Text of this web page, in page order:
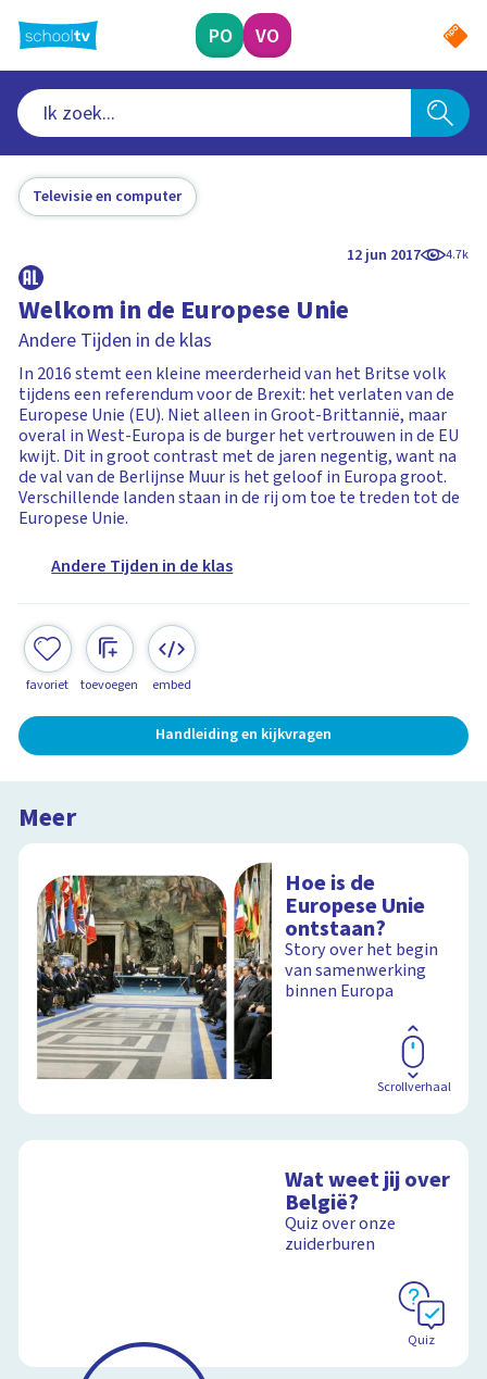
naar
hoofdinhoud
PO VO
Televisie en computer
12 jun 2017 4.7k
Welkom in de Europese Unie
Andere Tijden in de klas
In 2016 stemt een kleine meerderheid van het Britse volk
tijdens een referendum voor de Brexit: het verlaten van de
Europese Unie (EU). Niet alleen in Groot-Brittannië, maar
overal in West-Europa is de burger het vertrouwen in de EU
kwijt. Dit in groot contrast met de jaren negentig, want na
de val van de Berlijnse Muur is het geloof in Europa groot.
Verschillende landen staan in de rij om toe te treden tot de
Europese Unie.
Andere Tijden in de klas
favoriet toevoegen embed
Handleiding en kijkvragen
Meer
Hoe is de
Europese Unie
ontstaan?
Story over het begin
van samenwerking
binnen Europa
Scrollverhaal
Wat weet jij over
België?
Quiz over onze
zuiderburen
Quiz